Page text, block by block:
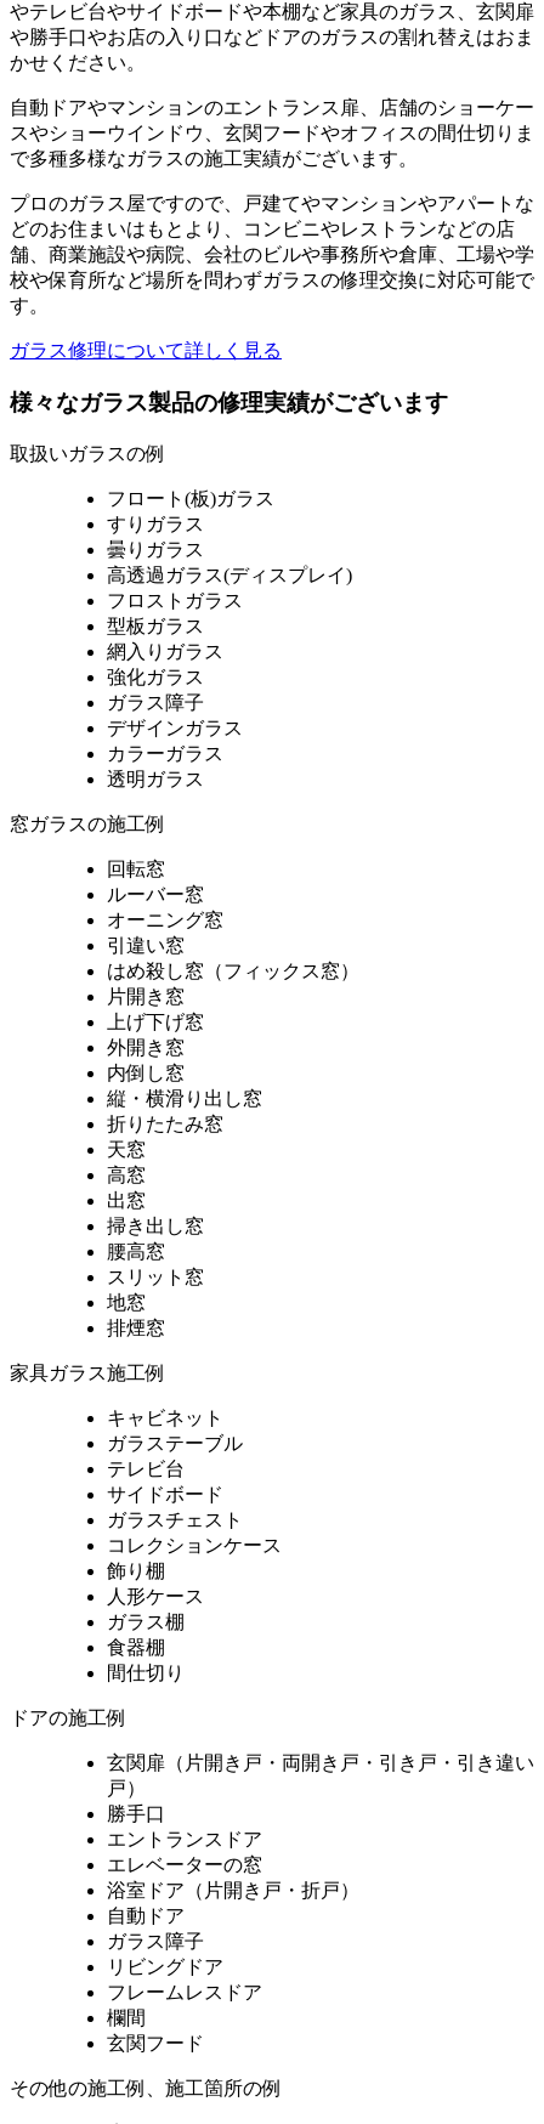
やテレビ台やサイドボードや本棚など家具のガラス、玄関扉
や勝手口やお店の入り口などドアのガラスの割れ替えはおま
かせください。
自動ドアやマンションのエントランス扉、店舗のショーケー
スやショーウインドウ、玄関フードやオフィスの間仕切りま
で多種多様なガラスの施工実績がございます。
プロのガラス屋ですので、戸建てやマンションやアパートな
どのお住まいはもとより、コンビニやレストランなどの店
舗、商業施設や病院、会社のビルや事務所や倉庫、工場や学
校や保育所など場所を問わずガラスの修理交換に対応可能で
す。
ガラス修理について詳しく見る
様々なガラス製品の修理実績がございます
取扱いガラスの例
フロート(板)ガラス
すりガラス
曇りガラス
高透過ガラス(ディスプレイ)
フロストガラス
型板ガラス
網入りガラス
強化ガラス
ガラス障子
デザインガラス
カラーガラス
透明ガラス
窓ガラスの施工例
回転窓
ルーバー窓
オーニング窓
引違い窓
はめ殺し窓（フィックス窓）
片開き窓
上げ下げ窓
外開き窓
内倒し窓
縦・横滑り出し窓
折りたたみ窓
天窓
高窓
出窓
掃き出し窓
腰高窓
スリット窓
地窓
排煙窓
家具ガラス施工例
キャビネット
ガラステーブル
テレビ台
サイドボード
ガラスチェスト
コレクションケース
飾り棚
人形ケース
ガラス棚
食器棚
間仕切り
ドアの施工例
玄関扉（片開き戸・両開き戸・引き戸・引き違い
戸）
勝手口
エントランスドア
エレベーターの窓
浴室ドア（片開き戸・折戸）
自動ドア
ガラス障子
リビングドア
フレームレスドア
欄間
玄関フード
その他の施工例、施工箇所の例